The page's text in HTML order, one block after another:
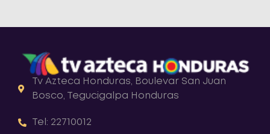
Tv Azteca Honduras, Boulevar San Juan
Bosco, Tegucigalpa Honduras
Tel: 22710012